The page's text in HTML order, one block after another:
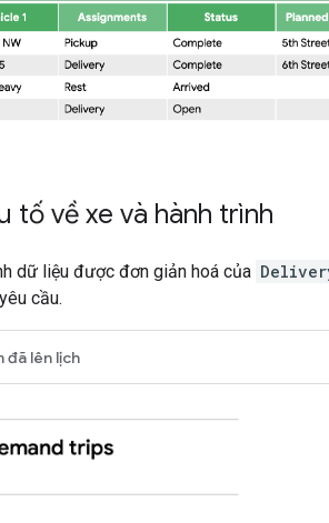
tố về xe và hành trình
dữ liệu được đơn giản hoá của
cầu.
đã lên lịch